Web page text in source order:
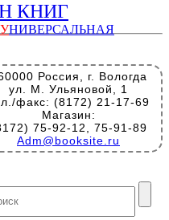
КНИГ
УНИВЕРСАЛЬНАЯ
Россия, г. Вологда
ул. М. Ульяновой, 1
факс: (8172) 21-17-69
Магазин:
75-92-12, 75-91-89
Adm@booksite.ru